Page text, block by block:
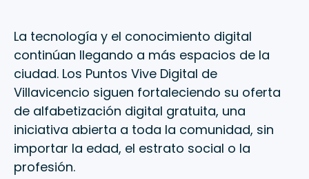
La tecnología y el conocimiento digital
continúan llegando a más espacios de la
ciudad. Los Puntos Vive Digital de
Villavicencio siguen fortaleciendo su oferta
de alfabetización digital gratuita, una
iniciativa abierta a toda la comunidad, sin
importar la edad, el estrato social o la
profesión.